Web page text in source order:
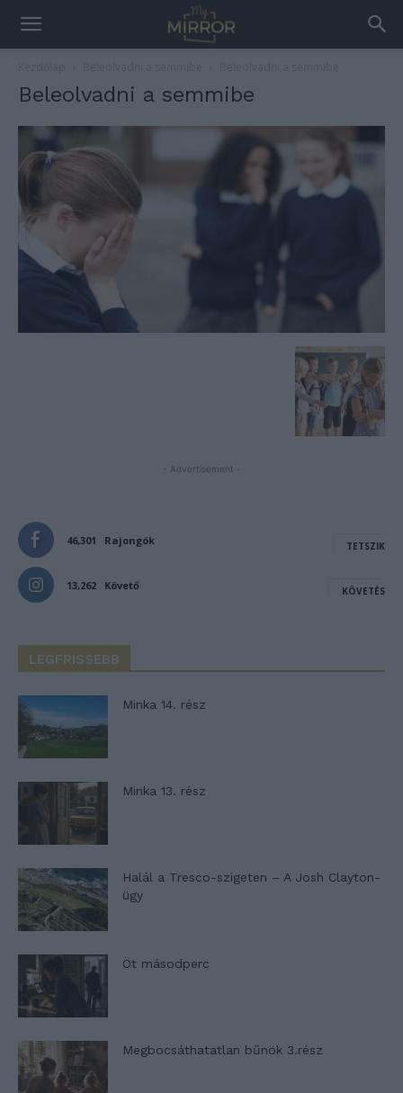
Beleolvadni a semmibe
- Advertisement -
46,301 Rajongók TETSZIK
13,262 Követő KÖVETÉS
LEGFRISSEBB
Minka 14. rész
Minka 13. rész
Halál a Tresco-szigeten – A Josh Clayton-
ügy
Öt másodperc
Megbocsáthatatlan bűnök 3.rész